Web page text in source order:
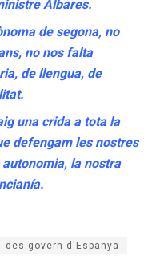
Albares.
de segona, no
no nos falta
de llengua, de
una crida a tota la
defengam les nostres
la nostra
des-govern d'Espanya